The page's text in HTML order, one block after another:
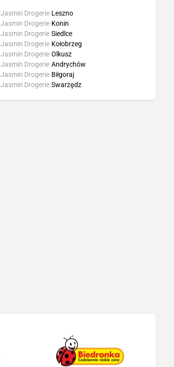
Jasmin Drogerie Leszno
Jasmin Drogerie Konin
Jasmin Drogerie Siedlce
Jasmin Drogerie Kołobrzeg
Jasmin Drogerie Olkusz
Jasmin Drogerie Andrychów
Jasmin Drogerie Biłgoraj
Jasmin Drogerie Swarzędz